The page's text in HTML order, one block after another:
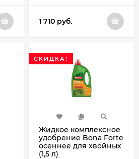
1 710 руб.
СКИДКА!
Жидкое комплексное
удобрение Bona Forte
осеннее для хвойных
(1,5 л)